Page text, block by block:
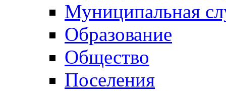
Муниципальная
Образование
Общество
Поселения